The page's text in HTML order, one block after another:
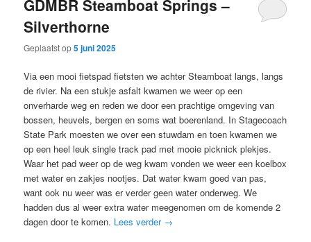
GDMBR Steamboat Springs –
Silverthorne
Geplaatst op5 juni 2025
Via een mooi fietspad fietsten we achter Steamboat langs, langs
de rivier. Na een stukje asfalt kwamen we weer op een
onverharde weg en reden we door een prachtige omgeving van
bossen, heuvels, bergen en soms wat boerenland. In Stagecoach
State Park moesten we over een stuwdam en toen kwamen we
op een heel leuk single track pad met mooie picknick plekjes.
Waar het pad weer op de weg kwam vonden we weer een koelbox
met water en zakjes nootjes. Dat water kwam goed van pas,
want ook nu weer was er verder geen water onderweg. We
hadden dus al weer extra water meegenomen om de komende 2
dagen door te komen. Lees verder →